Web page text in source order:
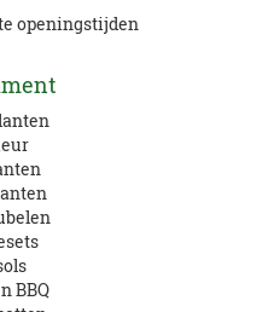
openingstijden
BBQ